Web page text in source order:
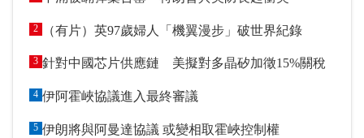
2 （有片）英97歲婦人「機翼漫步」破世界紀錄
3 針對中國芯片供應鏈 美擬對多晶矽加徵15%關稅
4 伊阿霍峽協議進入最終審議
5 伊朗將與阿曼達協議 或變相取霍峽控制權